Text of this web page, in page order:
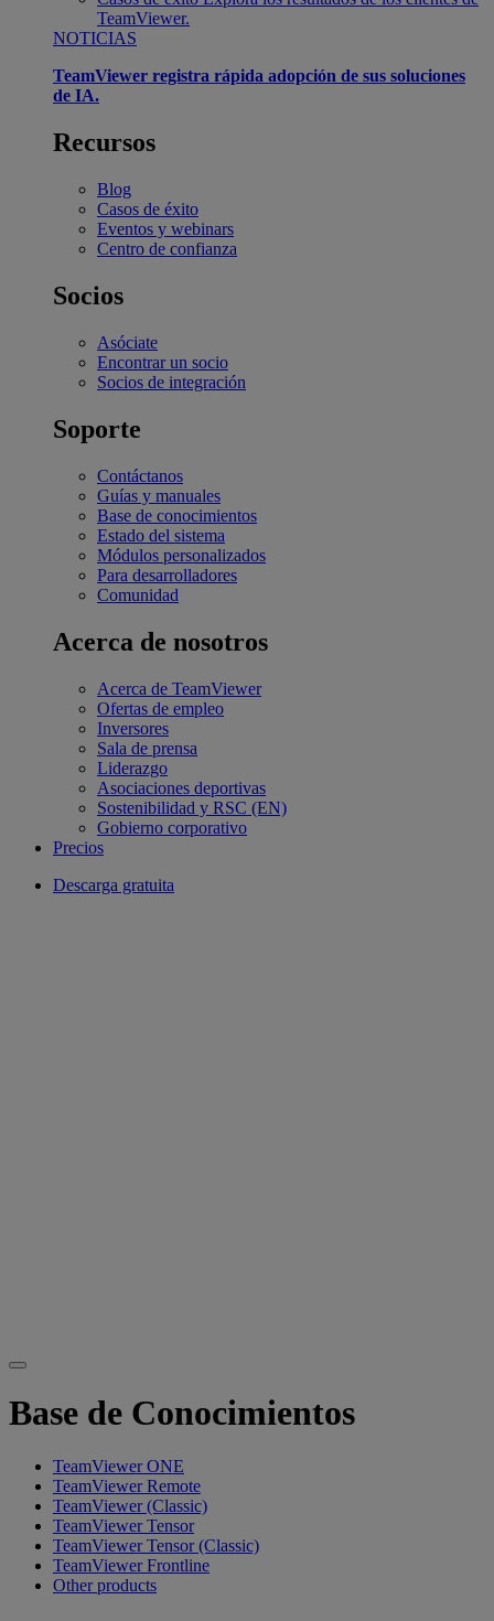
TeamViewer.
NOTICIAS
TeamViewer registra rápida adopción de sus soluciones
de IA.
Recursos
Blog
Casos de éxito
Eventos y webinars
Centro de confianza
Socios
Asóciate
Encontrar un socio
Socios de integración
Soporte
Contáctanos
Guías y manuales
Base de conocimientos
Estado del sistema
Módulos personalizados
Para desarrolladores
Comunidad
Acerca de nosotros
Acerca de TeamViewer
Ofertas de empleo
Inversores
Sala de prensa
Liderazgo
Asociaciones deportivas
Sostenibilidad y RSC (EN)
Gobierno corporativo
Precios
Descarga gratuita
Base de Conocimientos
TeamViewer ONE
TeamViewer Remote
TeamViewer (Classic)
TeamViewer Tensor
TeamViewer Tensor (Classic)
TeamViewer Frontline
Other products